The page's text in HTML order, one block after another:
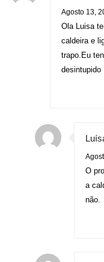
Agosto 13,
Ola Luisa
caldeira e
trapo.Eu
desintupido
O
a
não.